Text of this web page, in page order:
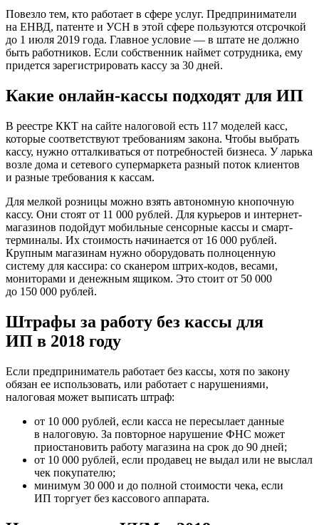
Повезло тем, кто работает в сфере услуг. Предприниматели
на ЕНВД, патенте и УСН в этой сфере пользуются отсрочкой
до 1 июля 2019 года. Главное условие — в штате не должно
быть работников. Если собственник наймет сотрудника, ему
придется зарегистрировать кассу за 30 дней.
Какие онлайн-кассы подходят для ИП
В реестре ККТ на сайте налоговой есть 117 моделей касс,
которые соответствуют требованиям закона. Чтобы выбрать
кассу, нужно отталкиваться от потребностей бизнеса. У ларька
возле дома и сетевого супермаркета разный поток клиентов
и разные требования к кассам.
Для мелкой розницы можно взять автономную кнопочную
кассу. Они стоят от 11 000 рублей. Для курьеров и интернет-
магазинов подойдут мобильные сенсорные кассы и смарт-
терминалы. Их стоимость начинается от 16 000 рублей.
Крупным магазинам нужно оборудовать полноценную
систему для кассира: со сканером штрих-кодов, весами,
мониторами и денежным ящиком. Это стоит от 50 000
до 150 000 рублей.
Штрафы за работу без кассы для
ИП в 2018 году
Если предприниматель работает без кассы, хотя по закону
обязан ее использовать, или работает с нарушениями,
налоговая может выписать штраф:
от 10 000 рублей, если касса не пересылает данные
в налоговую. За повторное нарушение ФНС может
приостановить работу магазина на срок до 90 дней;
от 10 000 рублей, если продавец не выдал или не выслал
чек покупателю;
минимум 30 000 и до полной стоимости чека, если
ИП торгует без кассового аппарата.